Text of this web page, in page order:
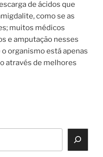
de ácidos que
como se as
muitos médicos
e amputação nesses
organismo está apenas
através de melhores